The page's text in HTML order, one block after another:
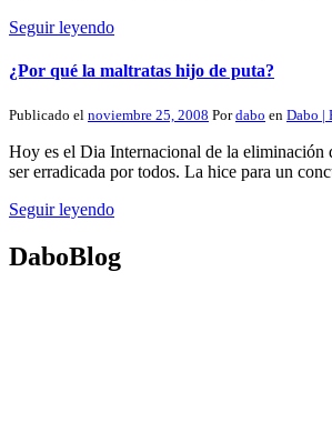
Seguir leyendo
¿Por qué la maltratas hijo de puta?
Publicado el noviembre 25, 2008 Pordabo en Dabo |
Hoy es el Dia Internacional de la eliminación
ser erradicada por todos. La hice para un
Seguir leyendo
DaboBlog